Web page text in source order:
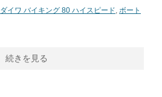
ダイワ バイキング 80 ハイスピード, ボート
続きを見る